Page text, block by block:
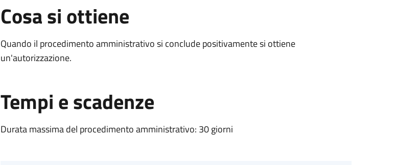
Cosa si ottiene
Quando il procedimento amministrativo si conclude positivamente si ottiene
un'autorizzazione.
Tempi e scadenze
Durata massima del procedimento amministrativo: 30 giorni